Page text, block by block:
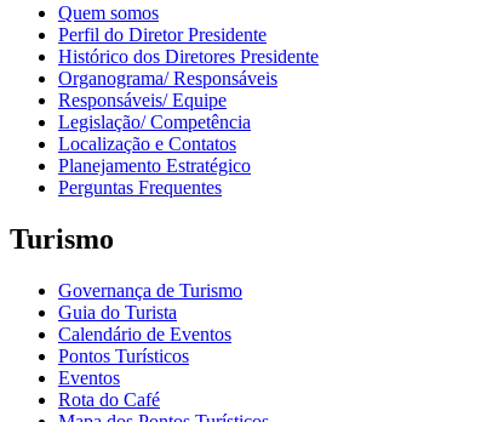
Quem somos
Perfil do Diretor Presidente
Histórico dos Diretores Presidente
Organograma/ Responsáveis
Responsáveis/ Equipe
Legislação/ Competência
Localização e Contatos
Planejamento Estratégico
Perguntas Frequentes
Turismo
Governança de Turismo
Guia do Turista
Calendário de Eventos
Pontos Turísticos
Eventos
Rota do Café